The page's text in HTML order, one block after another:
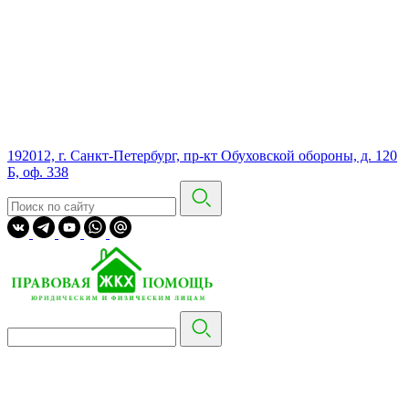
192012, г. Санкт-Петербург, пр-кт Обуховской обороны, д. 120
Б, оф. 338